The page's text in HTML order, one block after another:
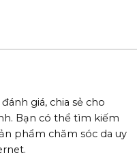
giá, chia sẻ cho
Bạn có thể tìm kiếm
phẩm chăm sóc da uy